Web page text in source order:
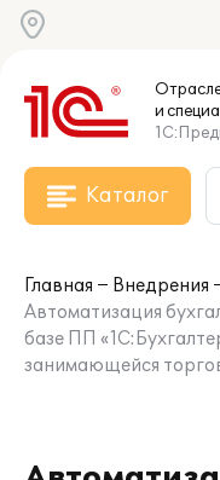
и
Каталог
Главная
Внедрения
Автоматизация
базе ПП
занимающейся